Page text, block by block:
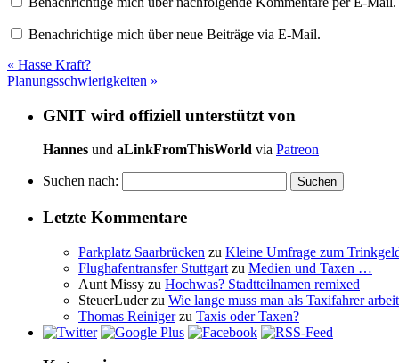
Benachrichtige mich über neue Beiträge via E-Mail.
« Hasse Kraft?
Planungsschwierigkeiten »
GNIT wird offiziell unterstützt von
Hannes und aLinkFromThisWorld via Patreon
Suchen nach:
Letzte Kommentare
Parkplatz Saarbrücken zu Kleine Umfrage zum
Flughafentransfer Stuttgart zu Medien und Taxen …
Aunt Missy zu Hochwas? Stadtteilnamen remixed
SteuerLuderzu Wie lange muss man als Taxifahrer
Thomas Reinigerzu Taxis oder Taxen?